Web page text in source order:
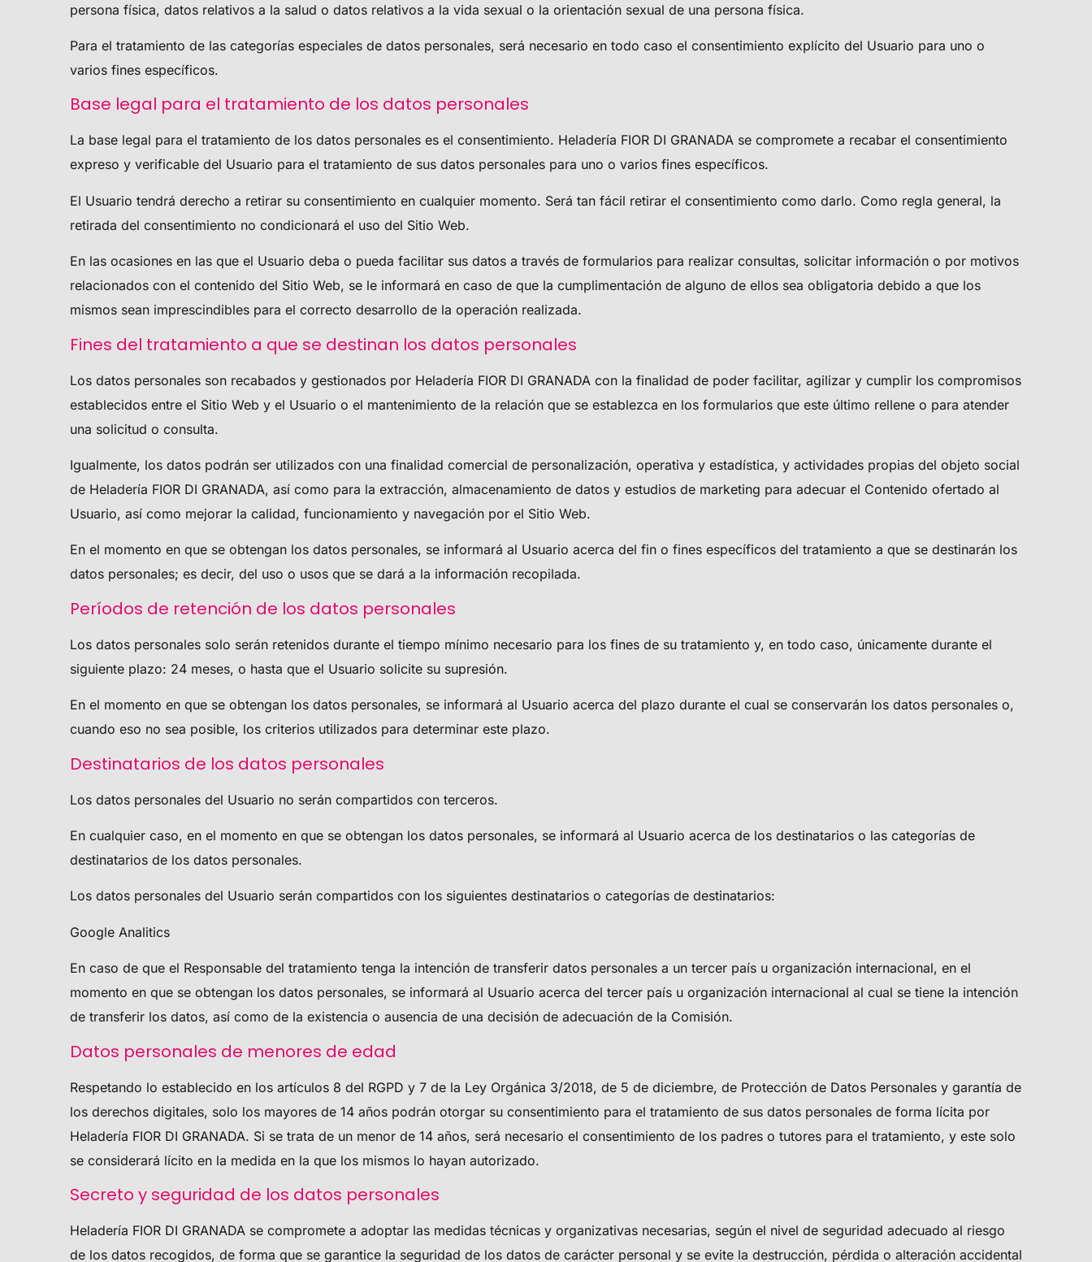
persona física, datos relativos a la salud o datos relativos a la vida sexual o la orientación sexual de una persona física.
Para el tratamiento de las categorías especiales de datos personales, será necesario en todo caso el consentimiento explícito del Usuario para uno o
varios fines específicos.
Base legal para el tratamiento de los datos personales
La base legal para el tratamiento de los datos personales es el consentimiento. Heladería FIOR DI GRANADA se compromete a recabar el consentimiento
expreso y verificable del Usuario para el tratamiento de sus datos personales para uno o varios fines específicos.
El Usuario tendrá derecho a retirar su consentimiento en cualquier momento. Será tan fácil retirar el consentimiento como darlo. Como regla general, la
retirada del consentimiento no condicionará el uso del Sitio Web.
En las ocasiones en las que el Usuario deba o pueda facilitar sus datos a través de formularios para realizar consultas, solicitar información o por motivos
relacionados con el contenido del Sitio Web, se le informará en caso de que la cumplimentación de alguno de ellos sea obligatoria debido a que los
mismos sean imprescindibles para el correcto desarrollo de la operación realizada.
Fines del tratamiento a que se destinan los datos personales
Los datos personales son recabados y gestionados por Heladería FIOR DI GRANADA con la finalidad de poder facilitar, agilizar y cumplir los compromisos
establecidos entre el Sitio Web y el Usuario o el mantenimiento de la relación que se establezca en los formularios que este último rellene o para atender
una solicitud o consulta.
Igualmente, los datos podrán ser utilizados con una finalidad comercial de personalización, operativa y estadística, y actividades propias del objeto social
de Heladería FIOR DI GRANADA, así como para la extracción, almacenamiento de datos y estudios de marketing para adecuar el Contenido ofertado al
Usuario, así como mejorar la calidad, funcionamiento y navegación por el Sitio Web.
En el momento en que se obtengan los datos personales, se informará al Usuario acerca del fin o fines específicos del tratamiento a que se destinarán los
datos personales; es decir, del uso o usos que se dará a la información recopilada.
Períodos de retención de los datos personales
Los datos personales solo serán retenidos durante el tiempo mínimo necesario para los fines de su tratamiento y, en todo caso, únicamente durante el
siguiente plazo: 24 meses, o hasta que el Usuario solicite su supresión.
En el momento en que se obtengan los datos personales, se informará al Usuario acerca del plazo durante el cual se conservarán los datos personales o,
cuando eso no sea posible, los criterios utilizados para determinar este plazo.
Destinatarios de los datos personales
Los datos personales del Usuario no serán compartidos con terceros.
En cualquier caso, en el momento en que se obtengan los datos personales, se informará al Usuario acerca de los destinatarios o las categorías de
destinatarios de los datos personales.
Los datos personales del Usuario serán compartidos con los siguientes destinatarios o categorías de destinatarios:
Google Analitics
En caso de que el Responsable del tratamiento tenga la intención de transferir datos personales a un tercer país u organización internacional, en el
momento en que se obtengan los datos personales, se informará al Usuario acerca del tercer país u organización internacional al cual se tiene la intención
de transferir los datos, así como de la existencia o ausencia de una decisión de adecuación de la Comisión.
Datos personales de menores de edad
Respetando lo establecido en los artículos 8 del RGPD y 7 de la Ley Orgánica 3/2018, de 5 de diciembre, de Protección de Datos Personales y garantía de
los derechos digitales, solo los mayores de 14 años podrán otorgar su consentimiento para el tratamiento de sus datos personales de forma lícita por
Heladería FIOR DI GRANADA. Si se trata de un menor de 14 años, será necesario el consentimiento de los padres o tutores para el tratamiento, y este solo
se considerará lícito en la medida en la que los mismos lo hayan autorizado.
Secreto y seguridad de los datos personales
Heladería FIOR DI GRANADA se compromete a adoptar las medidas técnicas y organizativas necesarias, según el nivel de seguridad adecuado al riesgo
de los datos recogidos, de forma que se garantice la seguridad de los datos de carácter personal y se evite la destrucción, pérdida o alteración accidental